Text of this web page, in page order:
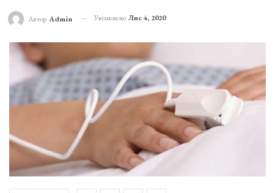
Автор Admin Увімкнено Лис 4, 2020